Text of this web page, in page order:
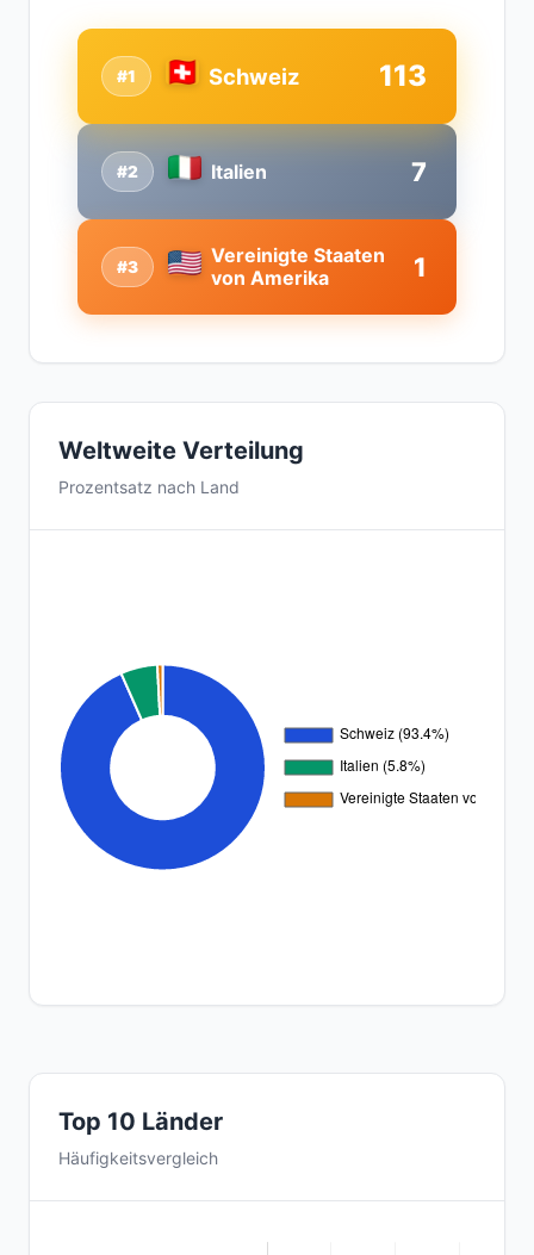
#2 Italien 7
#1 Schweiz 113
#3
Vereinigte Staaten
von Amerika
1
Weltweite Verteilung
Prozentsatz nach Land
Top 10 Länder
Häufigkeitsvergleich